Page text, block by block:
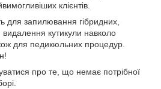
клієнтів.
для запилювання гібридних,
видалення кутикули навколо
для педикюльних процедур.
про те, що немає потрібної